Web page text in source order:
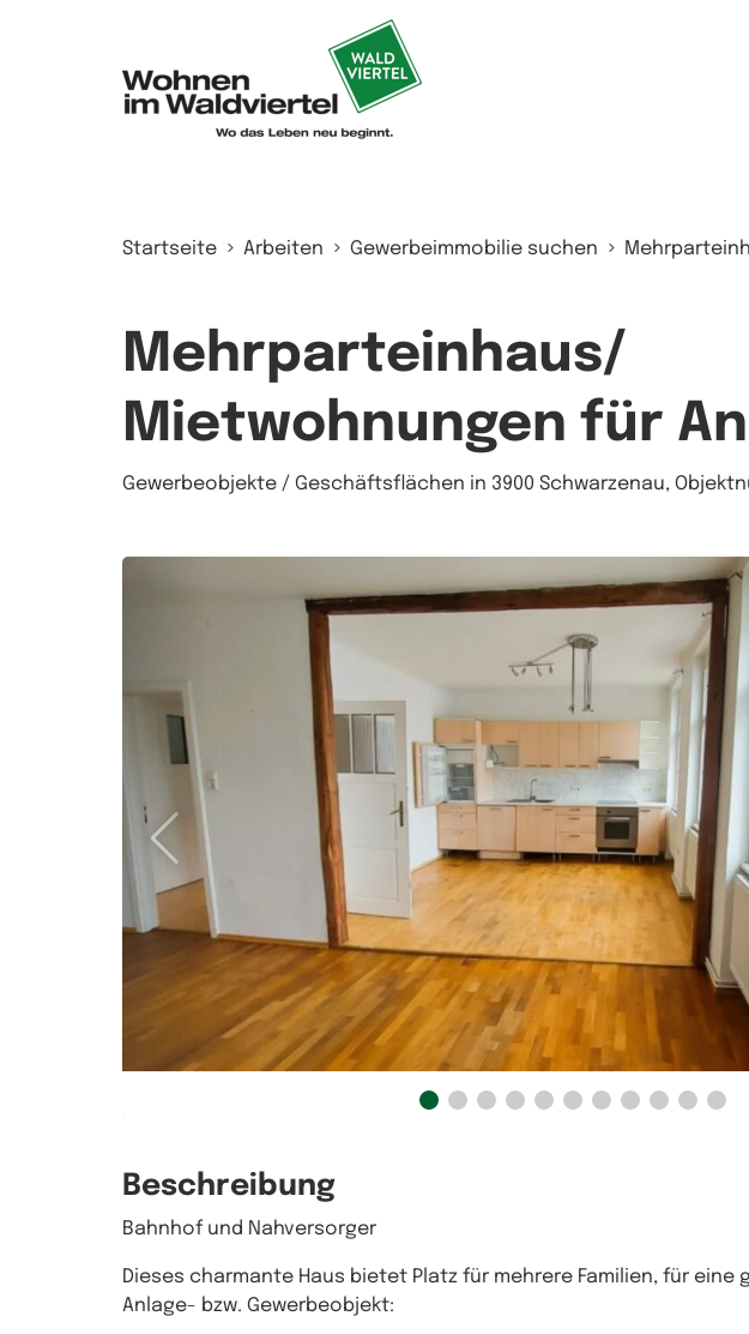
Startseite Arbeiten Gewerbeimmobilie suchen
Mehrparteinhaus/
Mietwohnungen für
Gewerbeobjekte / Geschäftsflächen in 3900 Schwarzenau,
Beschreibung
Bahnhof und Nahversorger
Dieses charmante Haus bietet Platz für mehrere Familien, für eine
Anlage- bzw. Gewerbeobjekt: